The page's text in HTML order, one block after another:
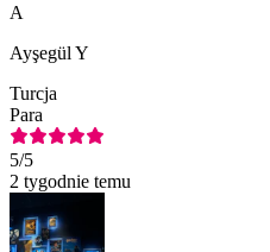
A
Ayşegül Y
Turcja
Para
5/5
2 tygodnie temu